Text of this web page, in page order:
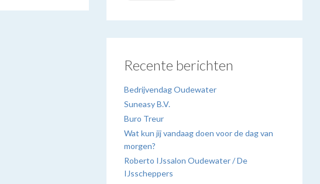
Recente berichten
Bedrijvendag Oudewater
Suneasy B.V.
Buro Treur
Wat kun jij vandaag doen voor de dag van
morgen?
Roberto IJssalon Oudewater / De
IJsscheppers